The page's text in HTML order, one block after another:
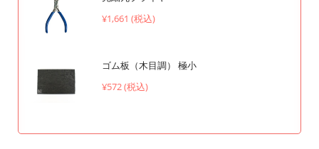
¥1,661 (税込)
ゴム板（木目調） 極小
¥572 (税込)